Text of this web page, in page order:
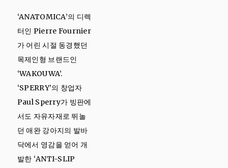
‘ANATOMICA’의 디렉
터인 Pierre Fournier
가 어린 시절 동경했던
목제인형 브랜드인
‘WAKOUWA’.
‘SPERRY’의 창업자
Paul Sperry가 빙판에
서도 자유자재로 뛰놀
던 애완 강아지의 발바
닥에서 영감을 얻어 개
발한 ‘ANTI-SLIP